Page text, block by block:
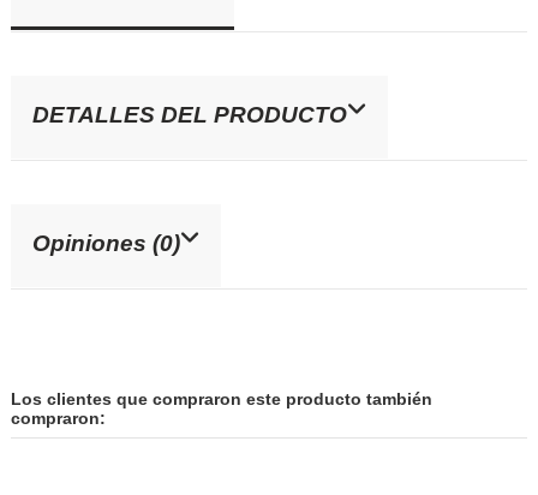
DETALLES DEL PRODUCTO
Opiniones (0)
Los clientes que compraron este producto también
compraron: